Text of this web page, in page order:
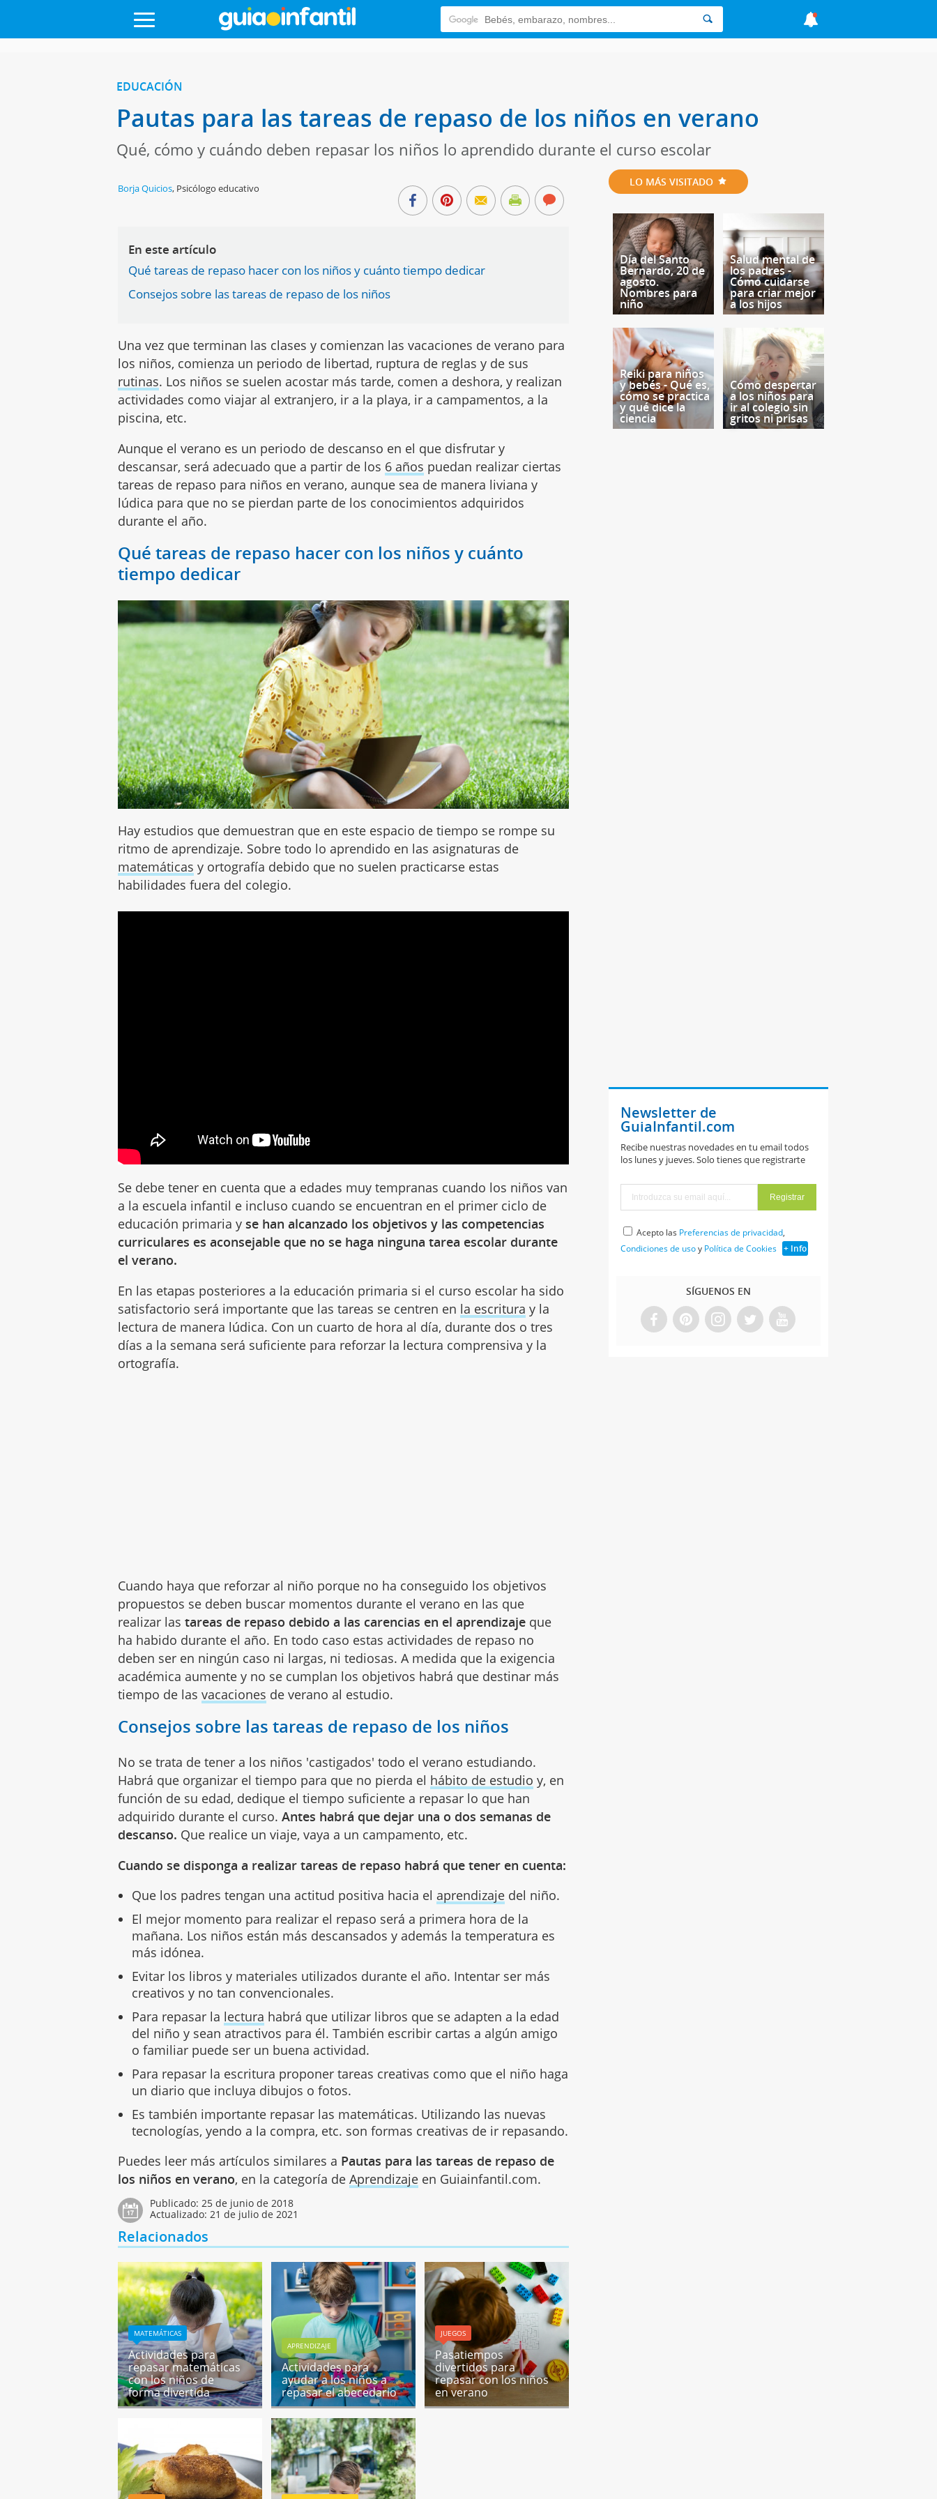
EDUCACIÓN
Pautas para las tareas de repaso de los niños en verano
Qué, cómo y cuándo deben repasar los niños lo aprendido durante el curso escolar
Borja Quicios, Psicólogo educativo
En este artículo
Qué tareas de repaso hacer con los niños y cuánto tiempo dedicar
Consejos sobre las tareas de repaso de los niños
Una vez que terminan las clases y comienzan las vacaciones de verano para
los niños, comienza un periodo de libertad, ruptura de reglas y de sus
rutinas. Los niños se suelen acostar más tarde, comen a deshora, y realizan
actividades como viajar al extranjero, ir a la playa, ir a campamentos, a la
piscina, etc.
Aunque el verano es un periodo de descanso en el que disfrutar y
descansar, será adecuado que a partir de los 6 años puedan realizar ciertas
tareas de repaso para niños en verano, aunque sea de manera liviana y
lúdica para que no se pierdan parte de los conocimientos adquiridos
durante el año.
Qué tareas de repaso hacer con los niños y cuánto
tiempo dedicar
Hay estudios que demuestran que en este espacio de tiempo se rompe su
ritmo de aprendizaje. Sobre todo lo aprendido en las asignaturas de
matemáticas y ortografía debido que no suelen practicarse estas
habilidades fuera del colegio.
Se debe tener en cuenta que a edades muy tempranas cuando los niños van
a la escuela infantil e incluso cuando se encuentran en el primer ciclo de
educación primaria y se han alcanzado los objetivos y las competencias
curriculares es aconsejable que no se haga ninguna tarea escolar durante
el verano.
En las etapas posteriores a la educación primaria si el curso escolar ha sido
satisfactorio será importante que las tareas se centren en la escritura y la
lectura de manera lúdica. Con un cuarto de hora al día, durante dos o tres
días a la semana será suficiente para reforzar la lectura comprensiva y la
ortografía.
Cuando haya que reforzar al niño porque no ha conseguido los objetivos
propuestos se deben buscar momentos durante el verano en las que
realizar lastareas de repaso debido a las carencias en el aprendizaje que
ha habido durante el año. En todo caso estas actividades de repaso no
deben ser en ningún caso ni largas, ni tediosas. A medida que la exigencia
académica aumente y no se cumplan los objetivos habrá que destinar más
tiempo de lasvacaciones de verano al estudio.
Consejos sobre las tareas de repaso de los niños
No se trata de tener a los niños 'castigados' todo el verano estudiando.
Habrá que organizar el tiempo para que no pierda el hábito de estudio y, en
función de su edad, dedique el tiempo suficiente a repasar lo que han
adquirido durante el curso.Antes habrá que dejar una o dos semanas de
descanso. Que realice un viaje, vaya a un campamento, etc.
Cuando se disponga a realizar tareas de repaso habrá que tener en cuenta:
Que los padres tengan una actitud positiva hacia el aprendizaje del niño.
El mejor momento para realizar el repaso será a primera hora de la
mañana. Los niños están más descansados y además la temperatura es
más idónea.
Evitar los libros y materiales utilizados durante el año. Intentar ser más
creativos y no tan convencionales.
Para repasar la lectura habrá que utilizar libros que se adapten a la edad
del niño y sean atractivos para él. También escribir cartas a algún amigo
o familiar puede ser un buena actividad.
Para repasar la escritura proponer tareas creativas como que el niño haga
un diario que incluya dibujos o fotos.
Es también importante repasar las matemáticas. Utilizando las nuevas
tecnologías, yendo a la compra, etc. son formas creativas de ir repasando.
Puedes leer más artículos similares a Pautas para las tareas de repaso de
los niños en verano, en la categoría deAprendizaje en Guiainfantil.com.
Publicado:25 de junio de 2018
Actualizado:21 de julio de 2021
Relacionados
MATEMÁTICAS
Actividades para
repasar matemáticas
con los niños de
forma divertida
APRENDIZAJE
Actividades para
ayudar a los niños a
repasar el abecedario
JUEGOS
Pasatiempos
divertidos para
repasar con los niños
en verano
LO MÁS VISITADO
Día del Santo
Bernardo, 20 de
agosto.
Nombres para
niño
Salud mental de
los padres -
Cómo cuidarse
para criar mejor
a los hijos
Reiki para niños
y bebés - Qué es,
cómo se practica
y qué dice la
ciencia
Cómo despertar
a los niños para
ir al colegio sin
gritos ni prisas
Newsletter de
GuiaInfantil.com
Recibe nuestras novedades en tu email todos
los lunes y jueves. Solo tienes que registrarte
Acepto las Preferencias de privacidad,
Condiciones de usoy Política de Cookies + Info
SÍGUENOS EN